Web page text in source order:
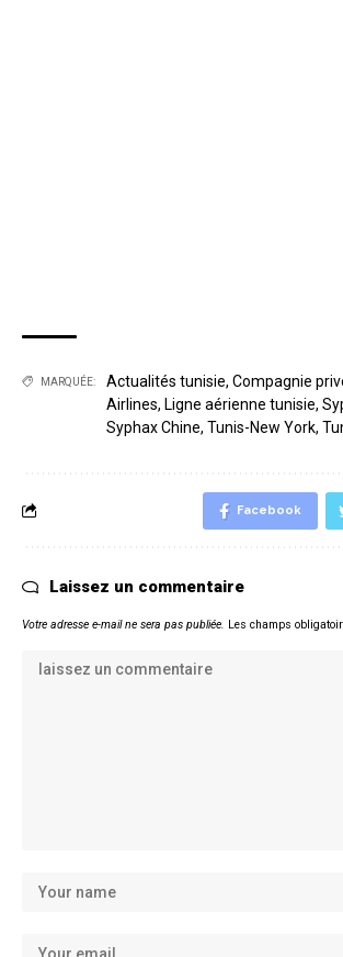
MARQUÉE: Actualités tunisie, Compagnie
Airlines, Ligne aérienne tunisie,
Syphax Chine, Tunis-New York,
Facebook
Laissez un commentaire
Votre adresse e-mail ne sera pas publiée. Les champs